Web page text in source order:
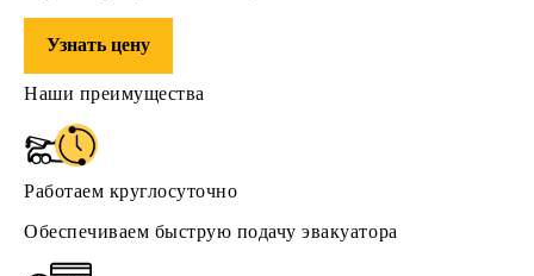
Узнать цену
Наши преимущества
Работаем круглосуточно
Обеспечиваем быструю подачу эвакуатора